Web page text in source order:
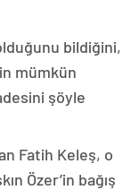
bildiğini,
mümkün
şöyle
Fatih Keleş, o
Özer’in bağış